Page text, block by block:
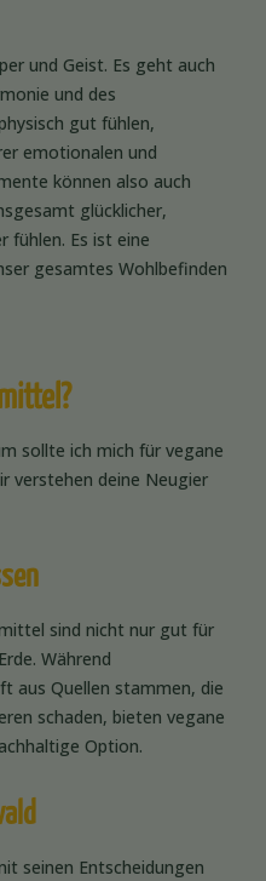
und Geist. Es geht auch
und des
gut fühlen,
emotionalen und
können also auch
glücklicher,
fühlen. Es ist eine
gesamtes Wohlbefinden
sollte ich mich für vegane
verstehen deine Neugier
sind nicht nur gut für
Während
aus Quellen stammen, die
schaden, bieten vegane
Option.
seinen Entscheidungen